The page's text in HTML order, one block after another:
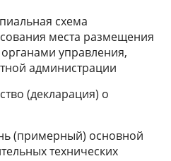
схема
места размещения
органами управления,
администрации
(декларация) о
(примерный) основной
технических